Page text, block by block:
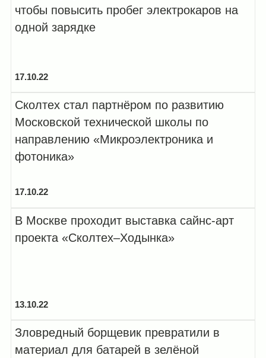
чтобы повысить пробег электрокаров на
одной зарядке
17.10.22
Сколтех стал партнёром по развитию
Московской технической школы по
направлению «Микроэлектроника и
фотоника»
17.10.22
В Москве проходит выставка сайнс-арт
проекта «Сколтех–Ходынка»
13.10.22
Зловредный борщевик превратили в
материал для батарей в зелёной